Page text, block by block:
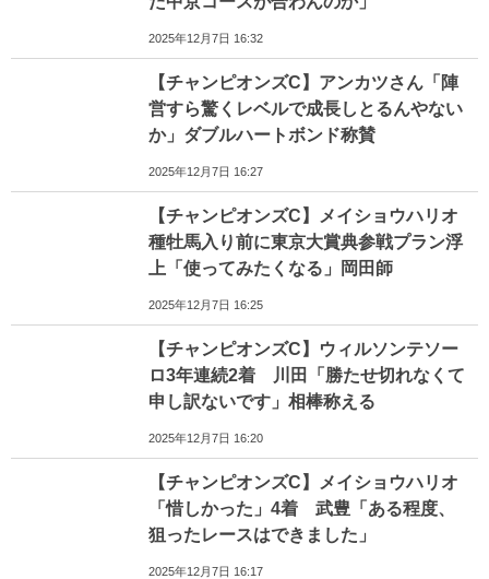
2025年12月7日 16:32
【チャンピオンズC】アンカツさん「陣
営すら驚くレベルで成長しとるんやない
か」ダブルハートボンド称賛
2025年12月7日 16:27
【チャンピオンズC】メイショウハリオ
種牡馬入り前に東京大賞典参戦プラン浮
上「使ってみたくなる」岡田師
2025年12月7日 16:25
【チャンピオンズC】ウィルソンテソー
ロ3年連続2着 川田「勝たせ切れなくて
申し訳ないです」相棒称える
2025年12月7日 16:20
【チャンピオンズC】メイショウハリオ
「惜しかった」4着 武豊「ある程度、
狙ったレースはできました」
2025年12月7日 16:17